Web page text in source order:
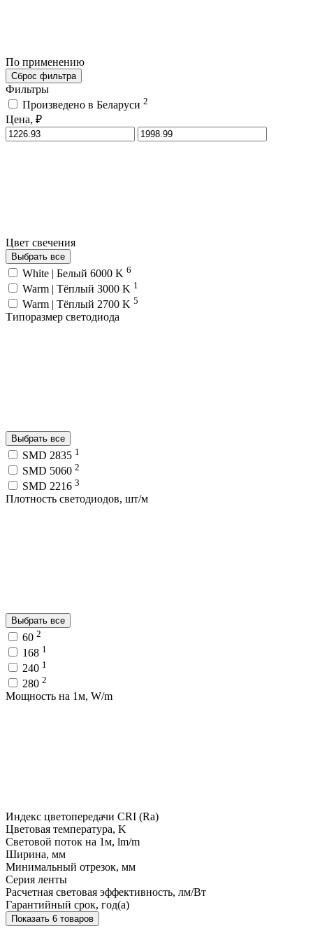
По применению
Сброс фильтра
Фильтры
Произведено в Беларуси 2
Цена, ₽
Цвет свечения
Выбрать все
White | Белый 6000 K 6
Warm | Тёплый 3000 K 1
Warm | Тёплый 2700 K 5
Типоразмер светодиода
Выбрать все
SMD 2835 1
SMD 5060 2
SMD 2216 3
Плотность светодиодов, шт/м
Выбрать все
60 2
168 1
240 1
280 2
Мощность на 1м, W/m
Индекс цветопередачи CRI (Ra)
Цветовая температура, K
Световой поток на 1м, lm/m
Ширина, мм
Минимальный отрезок, мм
Серия ленты
Расчетная световая эффективность, лм/Вт
Гарантийный срок, год(а)
Показать 6 товаров